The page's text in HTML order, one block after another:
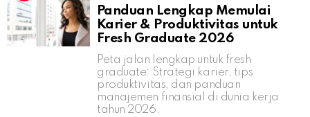
Panduan Lengkap Memulai
Karier & Produktivitas untuk
Fresh Graduate 2026
Peta jalan lengkap untuk fresh
graduate: Strategi karier, tips
produktivitas, dan panduan
manajemen finansial di dunia kerja
tahun 2026.